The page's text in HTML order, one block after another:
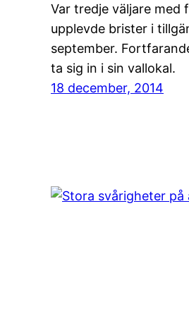
Var tredje väljare med
upplevde brister i
september.
ta sig in i sin vallokal.
18 december, 2014